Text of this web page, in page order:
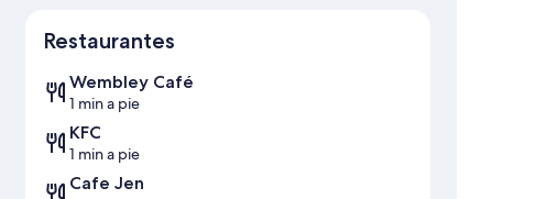
Restaurantes
Wembley Café
1 min a pie
KFC
1 min a pie
Cafe Jen